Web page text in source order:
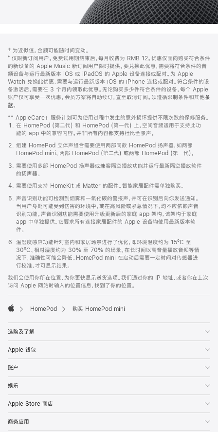
页
页
脚
注
‡ 为近似值。金额可能随时间变动。
⁺ 仅限新订阅用户。免费试用期结束后，每月收费为 RMB 12。优惠仅面向购买符合条件
的新设备的 Apple Music 新订阅用户限时提供。要兑换此优惠，需要将符合条件的音
频设备与运行最新版本 iOS 或 iPadOS 的 Apple 设备连接或配对。为 Apple
Watch 兑换此优惠，需要与运行最新版本 iOS 的 iPhone 连接或配对。符合条件的设
备激活后，需要在 3 个月内领取此优惠。无论购买多少件符合条件的设备，每个 Apple
账户仅可享受一次优惠。会员方案将自动续订，直至取消订阅。须遵循限制条件和其他条
款。
窗
口
中
打
开)
** AppleCare+ 服务计划可为使用过程中发生的意外损坏提供不限次数的保修服务。
在 HomePod (第二代) 和 HomePod (第一代) 上，空间音频适用于支持此功
能的 app 中的兼容内容。并非所有内容都支持杜比全景声。
组建 HomePod 立体声组合需要使用两部同款 HomePod 扬声器，如两部
HomePod mini、两部 HomePod (第二代) 或两部 HomePod (第一代)。
需要使用多部 HomePod 扬声器或兼容隔空播放功能并运行最新隔空播放软件
的扬声器。
需要使用支持 HomeKit 或 Matter 的配件。智能家居配件需单独购买。
声音识别功能可检测到烟雾和一氧化碳的警报声，并可在识别后向你发送通知。
当用户身处可能受到伤害的环境中，或在高风险或紧急情况下，均不应依赖声音
识别功能。声音识别功能需要使用升级更新后的家庭 app 架构，该架构于家庭
app 中单独提供。它要求所有连接家居配件的 Apple 设备均使用最新版本软
件。
温湿度感应功能针对室内和家居场景进行了优化，即环境温度约为 15ºC 至
30ºC、相对湿度约为 30% 至 70% 的场景。在长时间以高音量播放音频等情
况下，准确性可能会降低。HomePod mini 在启动后需要一定时间对传感器进
行校准，才可显示结果。
我们会使用你所在位置，为你更快显示送货选项。我们通过你的 IP 地址，或者你在上次
访问 Apple 网站时输入的位置信息，找到了你的位置。
HomePod 购买 HomePod mini
选购及了解
Apple 钱包
账户
娱乐
Apple Store 商店
商务应用